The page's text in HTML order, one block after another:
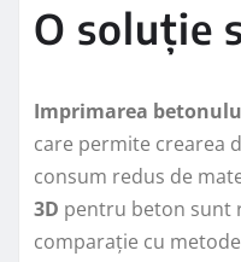
O soluție
Imprimarea
care permite crearea
consum redus de
3D pentru beton sunt
comparație cu